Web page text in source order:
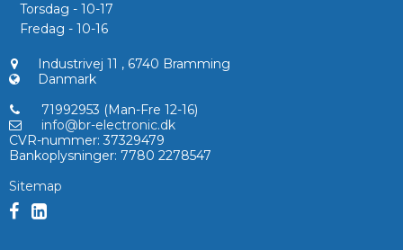
Torsdag - 10-17
Fredag - 10-16
Industrivej 11 , 6740 Bramming
Danmark
71992953 (Man-Fre 12-16)
info@br-electronic.dk
CVR-nummer: 37329479
Bankoplysninger: 7780 2278547
Sitemap